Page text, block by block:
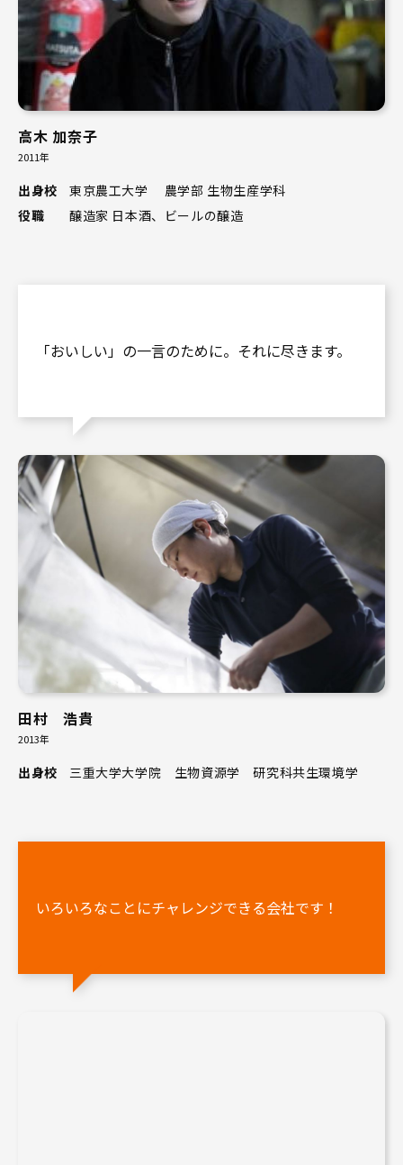
高木 加奈子
2011年
出身校
東京農工大学 農学部 生物生産学科
役職
醸造家 日本酒、ビールの醸造
「おいしい」の一言のために。それに尽きます。
田村 浩貴
2013年
出身校 三重大学大学院 生物資源学 研究科共生環境学
いろいろなことにチャレンジできる会社です！